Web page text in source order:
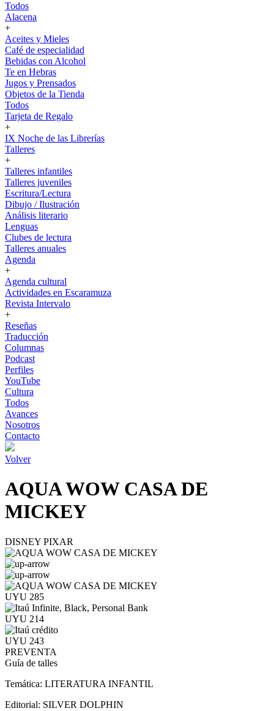
Todos
Alacena
+
Aceites y Mieles
Café de especialidad
Bebidas con Alcohol
Te en Hebras
Jugos y Prensados
Objetos de la Tienda
Todos
Tarjeta de Regalo
+
IX Noche de las Librerías
Talleres
+
Talleres infantiles
Talleres juveniles
Escritura/Lectura
Dibujo / Ilustración
Análisis literario
Lenguas
Clubes de lectura
Talleres anuales
Agenda
+
Agenda cultural
Actividades en Escaramuza
Revista Intervalo
+
Reseñas
Traducción
Columnas
Podcast
Perfiles
YouTube
Cultura
Todos
Avances
Nosotros
Contacto
Volver
AQUA WOW CASA DE
MICKEY
DISNEY PIXAR
UYU 285
UYU 214
UYU 243
PREVENTA
Guía de talles
Temática: LITERATURA INFANTIL
Editorial: SILVER DOLPHIN